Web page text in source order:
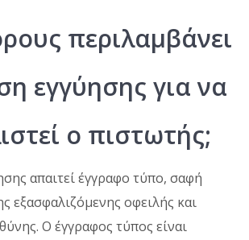
περιλαμβάνει
εγγύησης για να
ο πιστωτής;
απαιτεί έγγραφο τύπο, σαφή
εξασφαλιζόμενης οφειλής και
Ο έγγραφος τύπος είναι